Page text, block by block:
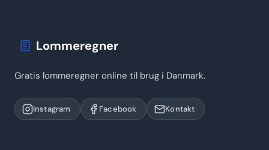
Lommeregner
Gratis lommeregner online til brug i Danmark.
Instagram Facebook Kontakt